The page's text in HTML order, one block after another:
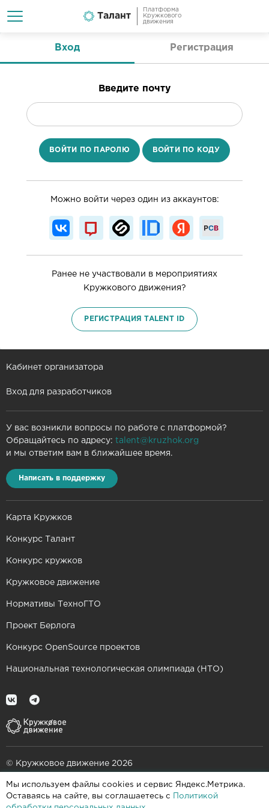
Мы используем файлы cookies и сервис Яндекс.Метрика.
Оставаясь на сайте, вы соглашаетесь с
Политикой
Талант
Платформа
Кружкового
движения
Вход Регистрация
Введите почту
ВОЙТИ ПО ПАРОЛЮ ВОЙТИ ПО КОДУ
Можно войти через один из аккаунтов:
Ранее не участвовали в мероприятиях
Кружкового движения?
РЕГИСТРАЦИЯ TALENT ID
Кабинет организатора
Вход для разработчиков
У вас возникли вопросы по работе с платформой?
Обращайтесь по адресу: talent@kruzhok.org
и мы ответим вам в ближайшее время.
Написать в поддержку
Карта Кружков
Конкурс Талант
Конкурс кружков
Кружковое движение
Нормативы ТехноГТО
Проект Берлога
Конкурс OpenSource проектов
Национальная технологическая олимпиада (НТО)
© Кружковое движение 2026
При поддержке